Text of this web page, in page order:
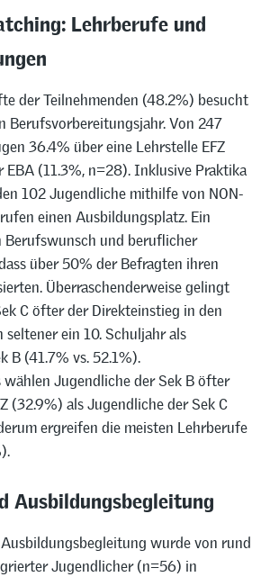
Lehrberufe und
der Teilnehmenden (48.2%) besucht
Berufsvorbereitungsjahr. Von 247
36.4% über eine Lehrstelle EFZ
EBA (11.3%, n=28). Inklusive Praktika
102 Jugendliche mithilfe von NON-
einen Ausbildungsplatz. Ein
Berufswunsch und beruflicher
über 50% der Befragten ihren
Überraschenderweise gelingt
C öfter der Direkteinstieg in den
seltener ein 10. Schuljahr als
B (41.7% vs. 52.1%).
wählen Jugendliche der Sek B öfter
(32.9%) als Jugendliche der Sek C
ergreifen die meisten Lehrberufe
Ausbildungsbegleitung
wurde von rund
Jugendlicher (n=56) in